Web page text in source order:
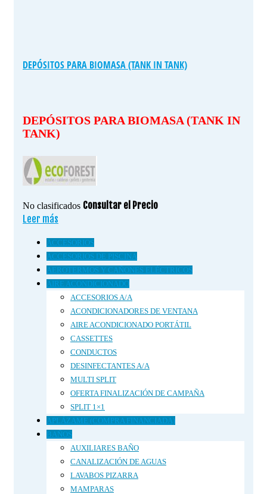
DEPÓSITOS PARA BIOMASA (TANK IN TANK)
DEPÓSITOS PARA BIOMASA (TANK IN
TANK)
No clasificados Consultar el Precio
Leer más
ACCESORIOS
ACCESORIOS DE PISCINA
AEROTERMOS Y CAÑONES ELÉCTRICOS
AIRE ACONDICIONADO
ACCESORIOS A/A
ACONDICIONADORES DE VENTANA
AIRE ACONDICIONADO PORTÁTIL
CASSETTES
CONDUCTOS
DESINFECTANTES A/A
MULTI SPLIT
OFERTA FINALIZACIÓN DE CAMPAÑA
SPLIT 1×1
APLÁZAME (COMPRA FINANCIADA)
BAÑOS
AUXILIARES BAÑO
CANALIZACIÓN DE AGUAS
LAVABOS PIZARRA
MAMPARAS